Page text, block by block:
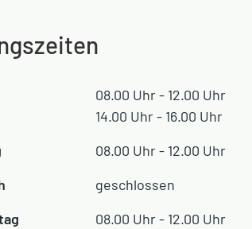
08.00 Uhr - 12.00 Uhr
14.00 Uhr - 16.00 Uhr
08.00 Uhr - 12.00 Uhr
geschlossen
08.00 Uhr - 12.00 Uhr